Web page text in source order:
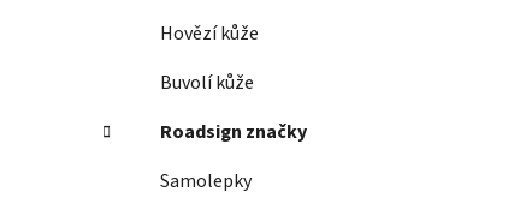
Hovězí kůže
Buvolí kůže
Roadsign značky
Samolepky